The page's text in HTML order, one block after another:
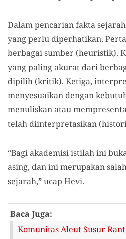
Dalam pencarian fakta
yang perlu diperhatikan.
berbagai sumber (heuristik).
yang paling akurat dari
dipilih (kritik). Ketiga,
menyesuaikan dengan
menuliskan atau
telah diinterpretasikan
“Bagi akademisi istilah ini
asing, dan ini merupakan
sejarah,” ucap Hevi.
Baca Juga:
Komunitas Aleut Susur